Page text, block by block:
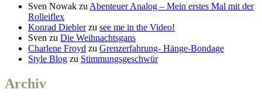
Sven Nowak zu Abenteuer Analog – Mein erstes Mal mit der
Rolleiflex
Konrad Dieblerzu see me in the Video!
Sven zu Die Weihnachtsgans
Charlene Froyd zu Grenzerfahrung- Hänge-Bondage
Style Blog zu Stimmungsgeschwür
Archiv